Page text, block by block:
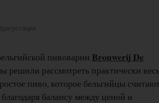
дегустация
пивоварни Brouwerij De
решили рассмотреть практически
пиво, которое бельгийцы
балансу между ценой и